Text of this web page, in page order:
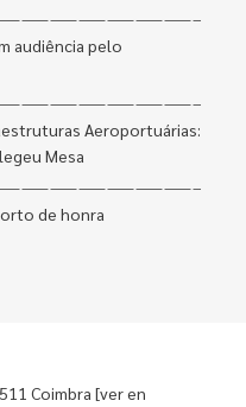
audiência pelo
Aeroportuárias:
Mesa
de honra
Coimbra[ver en